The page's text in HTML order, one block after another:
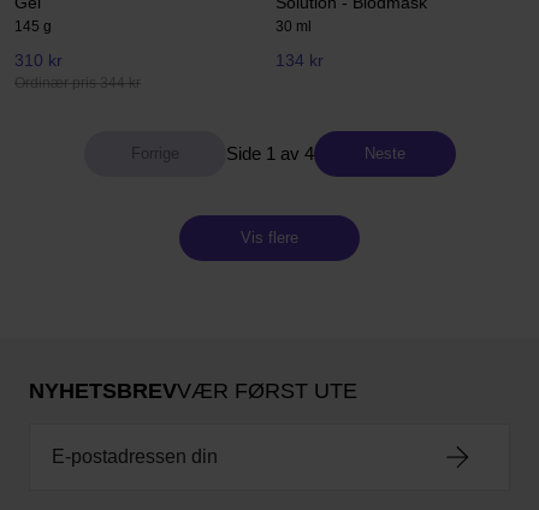
145 g
310 kr
Ordinær pris 344 kr
30 ml
134 kr
Side 1 av 4 Neste
Vis flere
NYHETSBREVVÆR FØRST UTE